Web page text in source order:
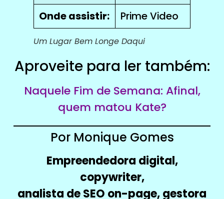
Onde assistir:
Prime Video
Um Lugar Bem Longe Daqui
Aproveite para ler também:
Naquele Fim de Semana: Afinal,
quem matou Kate?
Por Monique Gomes
Empreendedora digital,
copywriter,
analista de SEO on-page, gestora